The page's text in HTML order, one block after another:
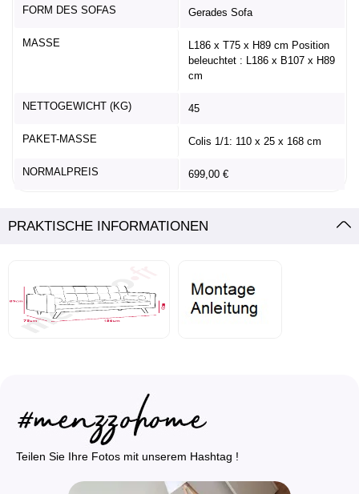
FORM DES SOFAS Gerades Sofa
MASSE
L186 x T75 x H89 cm Position
beleuchtet : L186 x B107 x H89
cm
NETTOGEWICHT (KG) 45
PAKET-MASSE Colis 1/1: 110 x 25 x 168 cm
NORMALPREIS 699,00 €
PRAKTISCHE INFORMATIONEN
Teilen Sie Ihre Fotos mit unserem Hashtag !